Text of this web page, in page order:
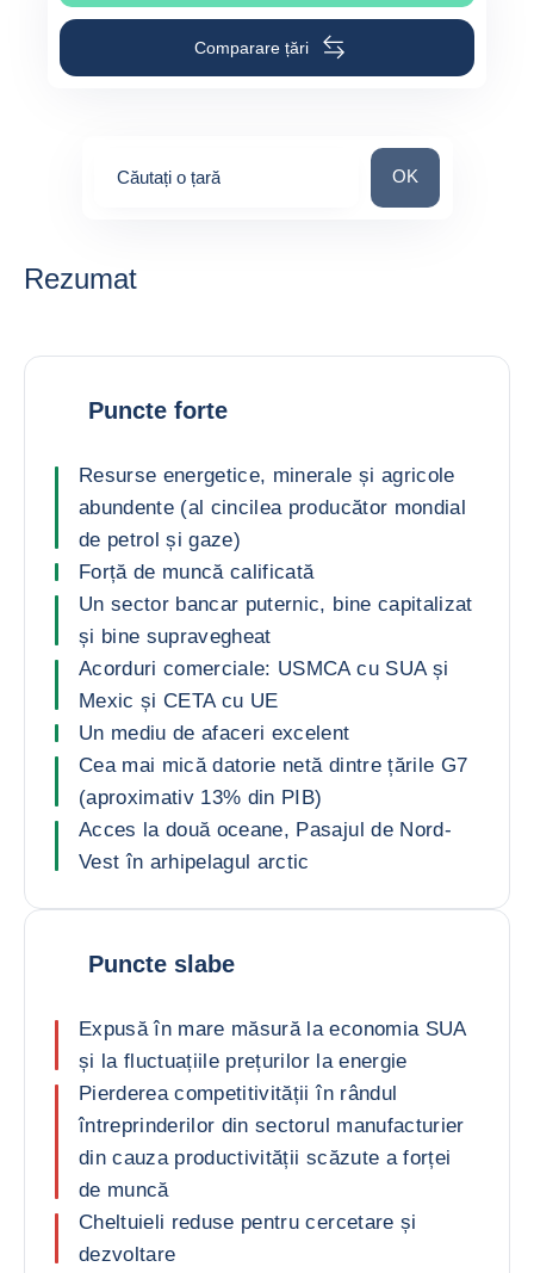
Comparare țări
Căutați o țară Căutați o țară
OK
Rezumat
Puncte forte
Resurse energetice, minerale și agricole
abundente (al cincilea producător mondial
de petrol și gaze)
Forță de muncă calificată
Un sector bancar puternic, bine capitalizat
și bine supravegheat
Acorduri comerciale: USMCA cu SUA și
Mexic și CETA cu UE
Un mediu de afaceri excelent
Cea mai mică datorie netă dintre țările G7
(aproximativ 13% din PIB)
Acces la două oceane, Pasajul de Nord-
Vest în arhipelagul arctic
Puncte slabe
Expusă în mare măsură la economia SUA
și la fluctuațiile prețurilor la energie
Pierderea competitivității în rândul
întreprinderilor din sectorul manufacturier
din cauza productivității scăzute a forței
de muncă
Cheltuieli reduse pentru cercetare și
dezvoltare